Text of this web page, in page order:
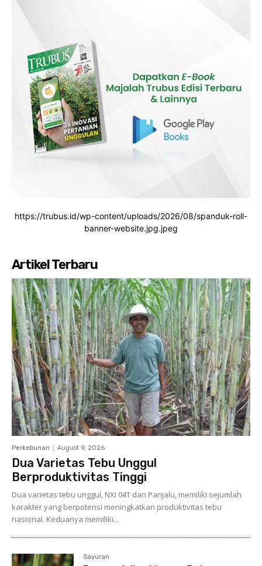
https://trubus.id/wp-content/uploads/2026/08/spanduk-roll-
banner-website.jpg.jpeg
Artikel Terbaru
Perkebunan August 9, 2026
Dua Varietas Tebu Unggul
Berproduktivitas Tinggi
Dua varietas tebu unggul, NXI 04T dan Panjalu, memiliki sejumlah
karakter yang berpotensi meningkatkan produktivitas tebu
nasional. Keduanya memiliki...
Sayuran